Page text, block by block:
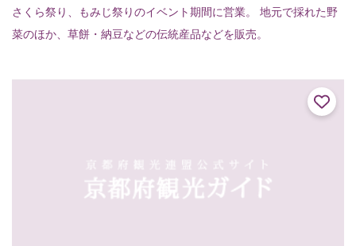
さくら祭り、もみじ祭りのイベント期間に営業。 地元で採れた野
菜のほか、草餅・納豆などの伝統産品などを販売。